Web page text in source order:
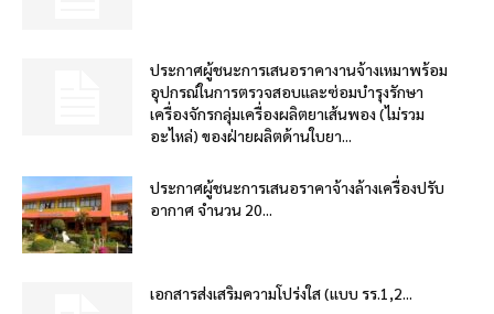
ประกาศผู้ชนะการเสนอราคางานจ้างเหมาพร้อม
อุปกรณ์ในการตรวจสอบและซ่อมบำรุงรักษา
เครื่องจักรกลุ่มเครื่องผลิตยาเส้นพอง (ไม่รวม
อะไหล่) ของฝ่ายผลิตด้านใบยา...
ประกาศผู้ชนะการเสนอราคาจ้างล้างเครื่องปรับ
อากาศ จำนวน 20...
เอกสารส่งเสริมความโปร่งใส (แบบ รร.1,2...